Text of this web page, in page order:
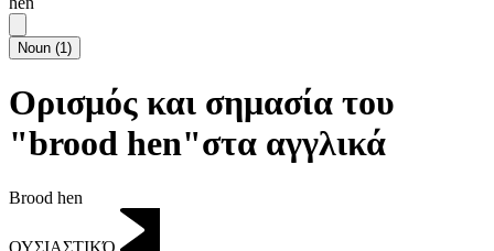
Noun (1)
Ορισμός και σημασία του
"brood hen"στα αγγλικά
Brood hen
ΟΥΣΙΑΣΤΙΚΌ